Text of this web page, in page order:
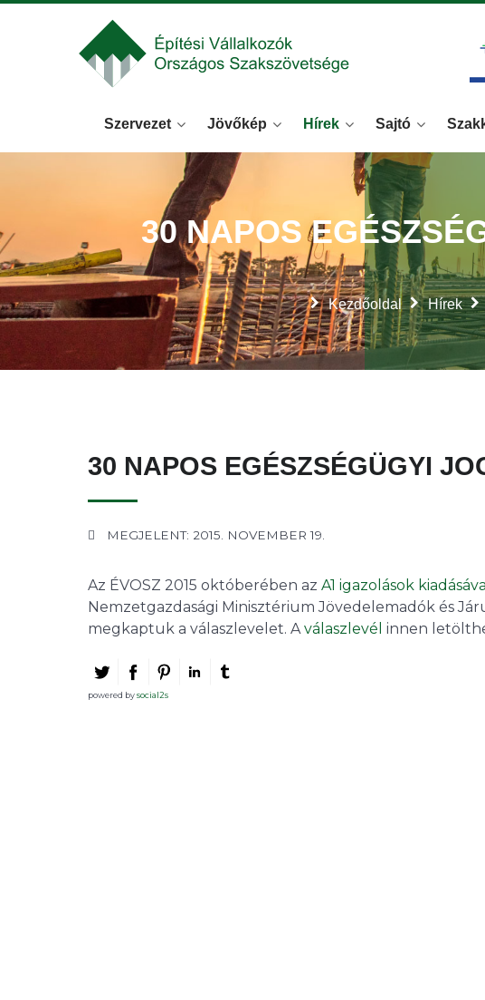
Szervezet Jövőkép Hírek Sajtó
Kezdőoldal Hírek
30 NAPOS
30 NAPOS EGÉSZSÉGÜGYI
MEGJELENT: 2015. NOVEMBER 19.
Az ÉVOSZ 2015 októberében az A1 igazolások
Nemzetgazdasági Minisztérium Jövedelemadók és
megkaptuk a válaszlevelet. Aválaszlevél innen
powered bysocial2s